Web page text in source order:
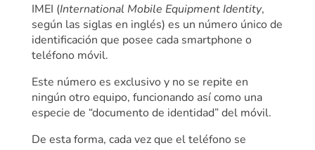
IMEI (International Mobile Equipment Identity,
según las siglas en inglés) es un número único de
identificación que posee cada smartphone o
teléfono móvil.
Este número es exclusivo y no se repite en
ningún otro equipo, funcionando así como una
especie de “documento de identidad” del móvil.
De esta forma, cada vez que el teléfono se